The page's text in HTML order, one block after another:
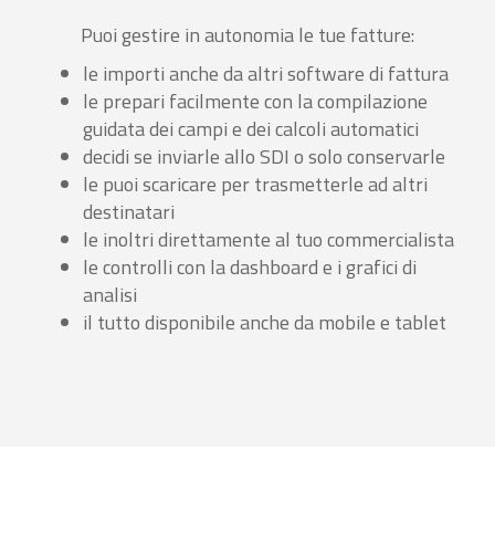
Puoi gestire in autonomia le tue fatture:
le importi anche da altri software di fattura
le prepari facilmente con la compilazione
guidata dei campi e dei calcoli automatici
decidi se inviarle allo SDI o solo conservarle
le puoi scaricare per trasmetterle ad altri
destinatari
le inoltri direttamente al tuo commercialista
le controlli con la dashboard e i grafici di
analisi
il tutto disponibile anche da mobile e tablet